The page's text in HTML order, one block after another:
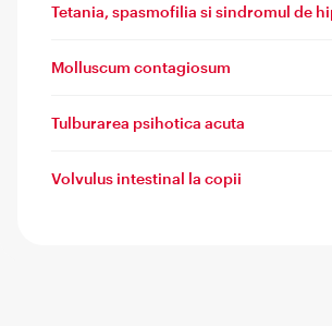
Tetania, spasmofilia si sindromul de
Molluscum contagiosum
Tulburarea psihotica acuta
Volvulus intestinal la copii